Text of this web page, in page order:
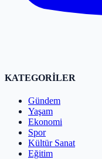
KATEGORİLER
Gündem
Yaşam
Ekonomi
Spor
Kültür Sanat
Eğitim